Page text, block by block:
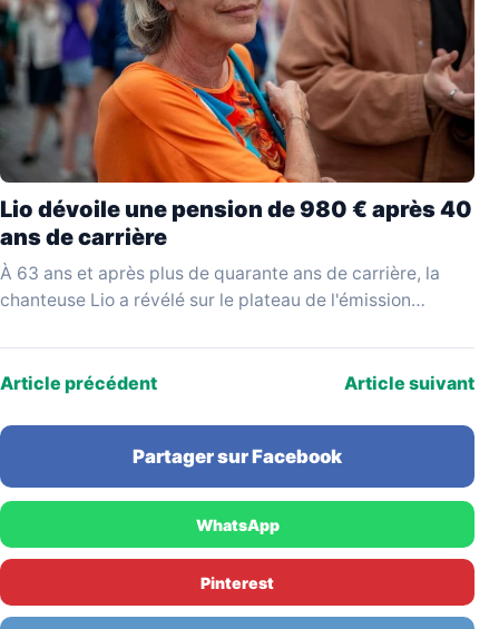
Lio dévoile une pension de 980 € après 40
ans de carrière
À 63 ans et après plus de quarante ans de carrière, la
chanteuse Lio a révélé sur le plateau de l'émission
Article précédent Article suivant
Partager sur Facebook
WhatsApp
Pinterest